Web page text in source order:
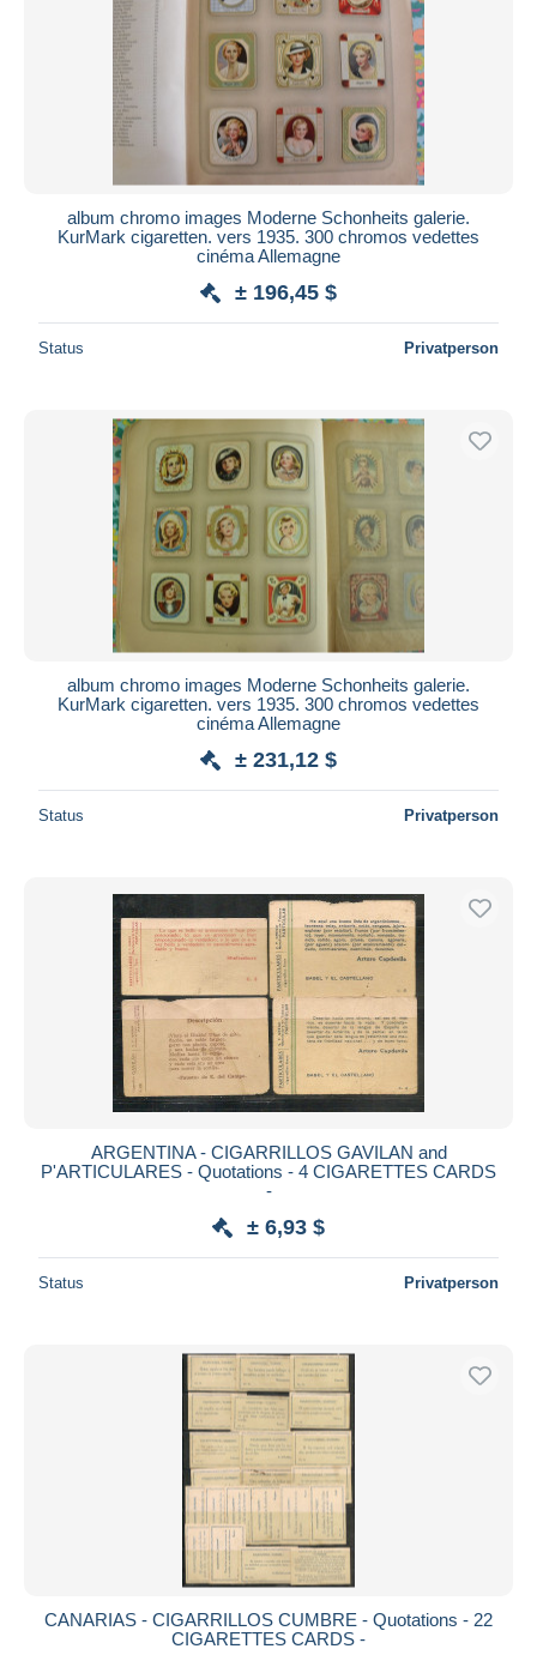
album chromo images Moderne Schonheits galerie.
KurMark cigaretten. vers 1935. 300 chromos vedettes
cinéma Allemagne
± 196,45 $
Status Privatperson
album chromo images Moderne Schonheits galerie.
KurMark cigaretten. vers 1935. 300 chromos vedettes
cinéma Allemagne
± 231,12 $
Status Privatperson
ARGENTINA - CIGARRILLOS GAVILAN and
P'ARTICULARES - Quotations - 4 CIGARETTES CARDS
-
± 6,93 $
Status Privatperson
CANARIAS - CIGARRILLOS CUMBRE - Quotations - 22
CIGARETTES CARDS -